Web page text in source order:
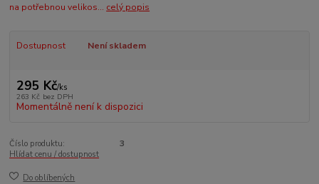
na potřebnou velikos... celý popis
Dostupnost Není skladem
295 Kč/ks
263 Kč bez DPH
Momentálně není k dispozici
Číslo produktu:
3
Hlídat cenu / dostupnost
Do oblíbených